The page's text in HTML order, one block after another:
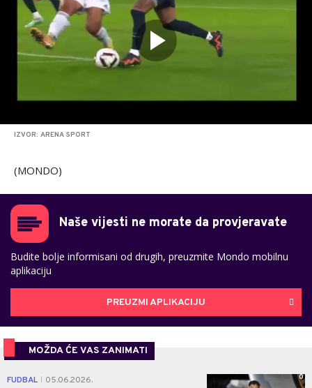
IZVOR: ARENA SPORT
(MONDO)
Naše vijesti ne morate da provjeravate
Budite bolje informisani od drugih, preuzmite Mondo mobilnu
aplikaciju
PREUZMI APLIKACIJU
MOŽDA ĆE VAS ZANIMATI
FUDBAL 05.06.2026. 0